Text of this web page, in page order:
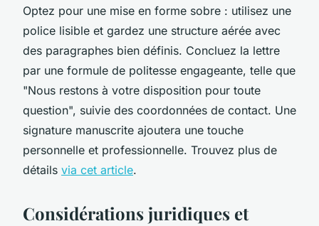
Optez pour une mise en forme sobre : utilisez une
police lisible et gardez une structure aérée avec
des paragraphes bien définis. Concluez la lettre
par une formule de politesse engageante, telle que
"Nous restons à votre disposition pour toute
question", suivie des coordonnées de contact. Une
signature manuscrite ajoutera une touche
personnelle et professionnelle. Trouvez plus de
détails via cet article.
Considérations juridiques et